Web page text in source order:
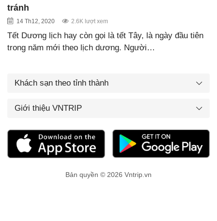
tránh
14 Th12, 2020 2.6K lượt xem
Tết Dương lịch hay còn gọi là tết Tây, là ngày đầu tiên
trong năm mới theo lịch dương. Người…
Khách sạn theo tỉnh thành
Giới thiệu VNTRIP
Bản quyền © 2026 Vntrip.vn